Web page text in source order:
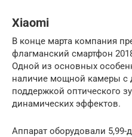
Xiaomi
В конце марта компания
флагманский смартфон
Одной из основных
наличие мощной камеры с
поддержкой оптического
динамических эффектов.
Аппарат оборудовали